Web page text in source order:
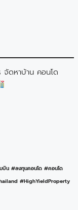
ดหาบ้าน คอนโด
บิน #ลงทุนคอนโด #คอนโด
#HighYieldProperty